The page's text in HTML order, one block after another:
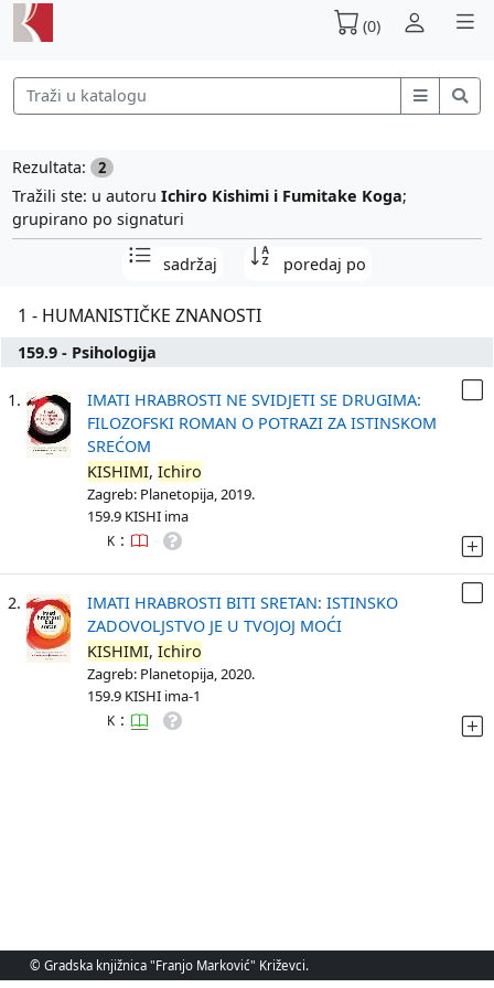
(0)
Rezultata: 2
Tražili ste: u autoru Ichiro Kishimi i Fumitake Koga;
grupirano po signaturi
sadržaj poredaj po
1 - HUMANISTIČKE ZNANOSTI
159.9 - Psihologija
1.
IMATI HRABROSTI NE SVIDJETI SE DRUGIMA:
FILOZOFSKI ROMAN O POTRAZI ZA ISTINSKOM
SREĆOM
KISHIMI, Ichiro
Zagreb: Planetopija, 2019.
159.9 KISHI ima
K :
2.
IMATI HRABROSTI BITI SRETAN: ISTINSKO
ZADOVOLJSTVO JE U TVOJOJ MOĆI
KISHIMI, Ichiro
Zagreb: Planetopija, 2020.
159.9 KISHI ima-1
K :
© Gradska knjižnica "Franjo Marković" Križevci.